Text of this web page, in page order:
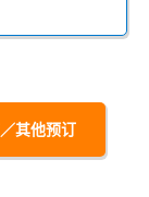
其他预订